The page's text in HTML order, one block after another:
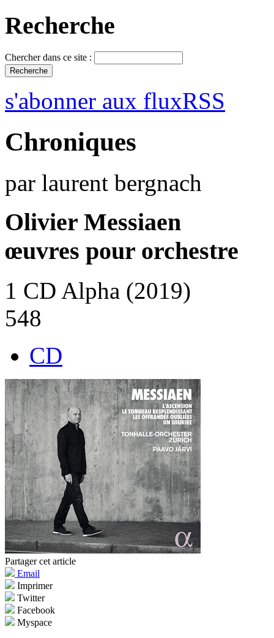
Recherche
Chercher dans ce site :
s'abonner aux fluxRSS
Chroniques
par laurent bergnach
Olivier Messiaen
œuvres pour orchestre
1 CD Alpha (2019)
548
CD
Partager cet article
Email
Imprimer
Twitter
Facebook
Myspace